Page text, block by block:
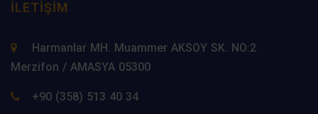
İLETIŞIM
Harmanlar MH. Muammer AKSOY SK. NO:2
Merzifon / AMASYA 05300
+90 (358) 513 40 34